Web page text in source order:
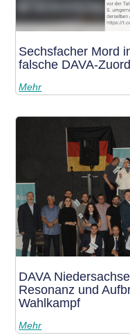
Sechsfacher Mord
falsche DAVA-
Mehr
DAVA
Resonanz und
Wahlkampf
Mehr